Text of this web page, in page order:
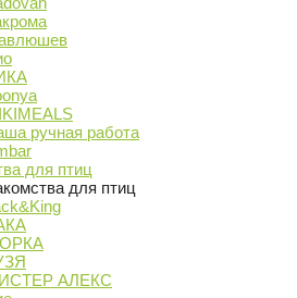
ручная работа
для птиц
для птиц
АЛЕКС